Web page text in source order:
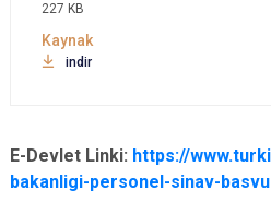
227 KB
indir
E-Devlet Linki: https://
bakanligi-personel-sinav-